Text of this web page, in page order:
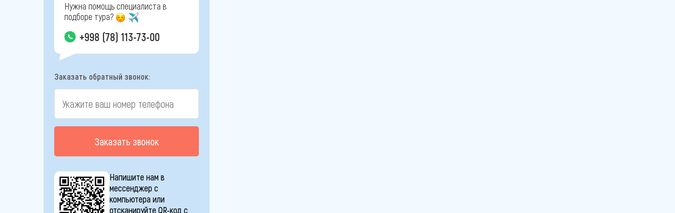
Нужна помощь специалиста в
подборе тура?
+998 (78) 113-73-00
Заказать обратный звонок:
Заказать звонок
Напишите нам в
мессенджер с
компьютера или
отсканируйте QR-код с